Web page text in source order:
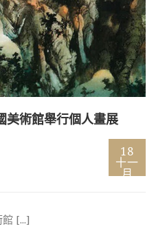
美術館舉行個人畫展
18
十一
月
[...]